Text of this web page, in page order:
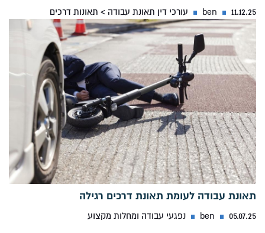
ben 11.12.25 עורכי דין תאונת עבודה > תאונות דרכים
תאונת עבודה לעומת תאונת דרכים רגילה
ben 05.07.25 נפגעי עבודה ומחלות מקצוע